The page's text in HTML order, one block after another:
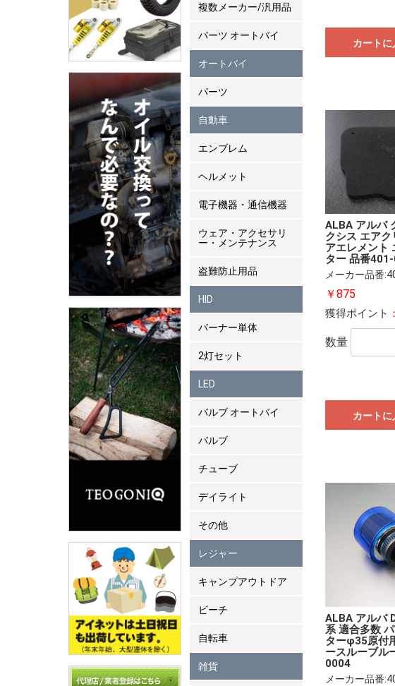
複数メーカー/汎用品
パーツ オートバイ
オートバイ
パーツ
自動車
エンブレム
ヘルメット
電子機器・通信機器
ウェア・アクセサリ
ー・メンテナンス
盗難防止用品
HID
バーナー単体
2灯セット
LED
バルブ オートバイ
バルブ
チューブ
デイライト
その他
レジャー
キャンプアウトドア
ビーチ
自転車
雑貨
カートに
ALBA アルバ
クシス エア
アエレメント
ター 品番
メーカー品番
￥875
獲得ポイント
数量
カートに
ALBA アルバ
系 適合多数
ターφ35原付
ースルーブル
0004
メーカー品番